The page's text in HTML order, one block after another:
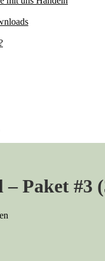
– Paket #3